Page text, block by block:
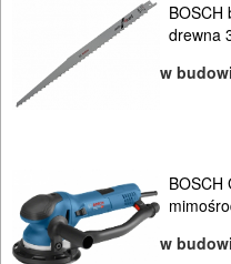
OGRODNICZE
NARZĘDZIA
PILARKI-
MYJKI
CIŚNIENIOWE
BOSCH
drewna
w
BOSCH
w